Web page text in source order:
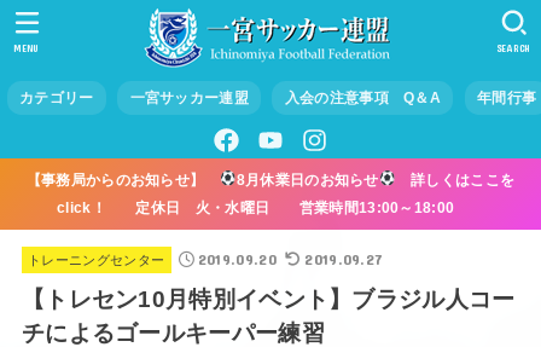
カテゴリー 一宮サッカー連盟 入会の注意事項 Q＆A 年間行事
SEARCH
MENU
【事務局からのお知らせ】 8月休業日のお知らせ
詳しくはここを
click！ 定休日 火・水曜日 営業時間13:00～18:00
トレーニングセンター 2019.09.20 2019.09.27
【トレセン10月特別イベント】ブラジル人コー
チによるゴールキーパー練習